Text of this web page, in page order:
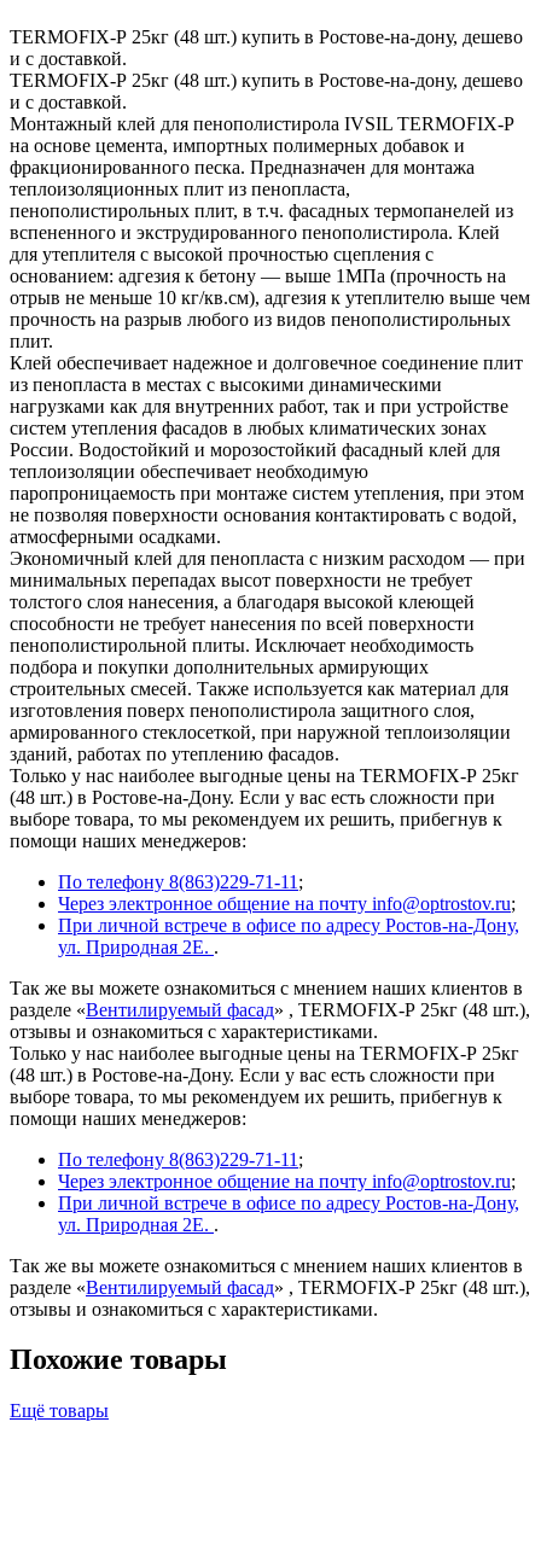
TERMOFIX-Р 25кг (48 шт.) купить в Ростове-на-дону, дешево
и с доставкой.
TERMOFIX-Р 25кг (48 шт.) купить в Ростове-на-дону, дешево
и с доставкой.
Монтажный клей для пенополистирола IVSIL TERMOFIX-Р
на основе цемента, импортных полимерных добавок и
фракционированного песка. Предназначен для монтажа
теплоизоляционных плит из пенопласта,
пенополистирольных плит, в т.ч. фасадных термопанелей из
вспененного и экструдированного пенополистирола. Клей
для утеплителя с высокой прочностью сцепления с
основанием: адгезия к бетону — выше 1МПа (прочность на
отрыв не меньше 10 кг/кв.см), адгезия к утеплителю выше чем
прочность на разрыв любого из видов пенополистирольных
плит.
Клей обеспечивает надежное и долговечное соединение плит
из пенопласта в местах с высокими динамическими
нагрузками как для внутренних работ, так и при устройстве
систем утепления фасадов в любых климатических зонах
России. Водостойкий и морозостойкий фасадный клей для
теплоизоляции обеспечивает необходимую
паропроницаемость при монтаже систем утепления, при этом
не позволяя поверхности основания контактировать с водой,
атмосферными осадками.
Экономичный клей для пенопласта с низким расходом — при
минимальных перепадах высот поверхности не требует
толстого слоя нанесения, а благодаря высокой клеющей
способности не требует нанесения по всей поверхности
пенополистирольной плиты. Исключает необходимость
подбора и покупки дополнительных армирующих
строительных смесей. Также используется как материал для
изготовления поверх пенополистирола защитного слоя,
армированного стеклосеткой, при наружной теплоизоляции
зданий, работах по утеплению фасадов.
Только у нас наиболее выгодные цены на TERMOFIX-Р 25кг
(48 шт.) в Ростове-на-Дону. Если у вас есть сложности при
выборе товара, то мы рекомендуем их решить, прибегнув к
помощи наших менеджеров:
По телефону 8(863)229-71-11 ;
Через электронное общение на почту info@optrostov.ru;
При личной встрече в офисе по адресу Ростов-на-Дону,
ул. Природная 2Е. .
Так же вы можете ознакомиться с мнением наших клиентов в
разделе «Вентилируемый фасад» , TERMOFIX-Р 25кг (48 шт.),
отзывы и ознакомиться с характеристиками.
Только у нас наиболее выгодные цены на TERMOFIX-Р 25кг
(48 шт.) в Ростове-на-Дону. Если у вас есть сложности при
выборе товара, то мы рекомендуем их решить, прибегнув к
помощи наших менеджеров:
По телефону 8(863)229-71-11 ;
Через электронное общение на почту info@optrostov.ru;
При личной встрече в офисе по адресу Ростов-на-Дону,
ул. Природная 2Е. .
Так же вы можете ознакомиться с мнением наших клиентов в
разделе «Вентилируемый фасад» , TERMOFIX-Р 25кг (48 шт.),
отзывы и ознакомиться с характеристиками.
Похожие товары
Ещё товары